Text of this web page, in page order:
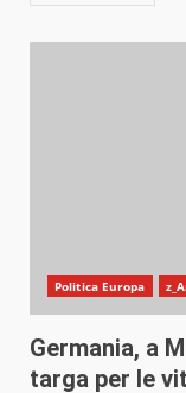
Politica Europa
Germania, a
targa per le